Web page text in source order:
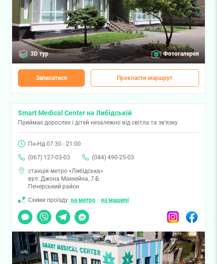
3D тур Фотогалерея
Записатися Прокласти маршрут
Smart Medical Center на Либідській
Приймає дорослих і дітей незалежно від світла та зв'язку
Пн-Нд 07:30 - 21:00
(067) 127-03-03
(044) 490-25-03
станція метро «Либідська»
вул. Джона Маккейна, 7-Б
Печерський район
Схеми проїзду: на метро / на машині
Чат
Viber TelegramMessenger InstagramFacebook